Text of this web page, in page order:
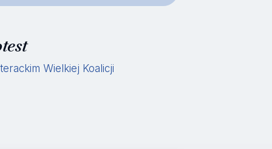
Wielkiej Koalicji